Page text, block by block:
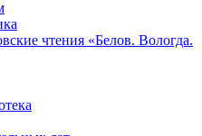
чтения «Белов. Вологда.